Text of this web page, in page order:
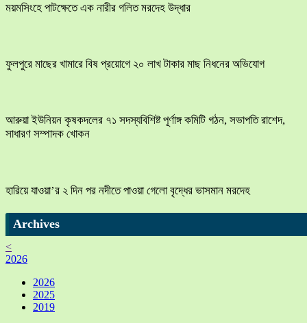
ময়মসিংহে পাটক্ষেতে এক নারীর গলিত মরদেহ উদ্ধার
ফুলপুরে মাছের খামারে বিষ প্রয়োগে ২০ লাখ টাকার মাছ নিধনের অভিযোগ
আরুয়া ইউনিয়ন কৃষকদলের ৭১ সদস্যবিশিষ্ট পূর্ণাঙ্গ কমিটি গঠন, সভাপতি রাশেদ,
সাধারণ সম্পাদক খোকন
হারিয়ে যাওয়া’র ২ দিন পর নদীতে পাওয়া গেলো বৃদ্ধের ভাসমান মরদেহ
Archives
<
2026
2026
2025
2019